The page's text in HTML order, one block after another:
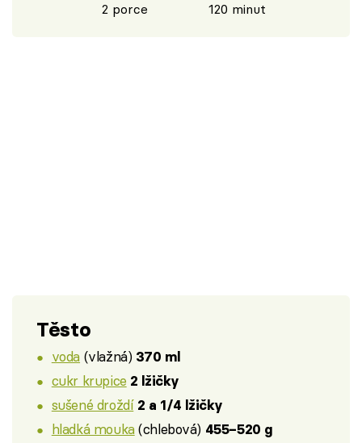
2 porce 120 minut
Těsto
voda (vlažná) 370 ml
cukr krupice 2 lžičky
sušené droždí 2 a 1/4 lžičky
hladká mouka(chlebová) 455–520 g